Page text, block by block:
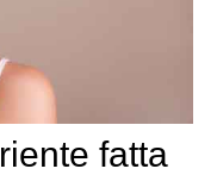
fatta